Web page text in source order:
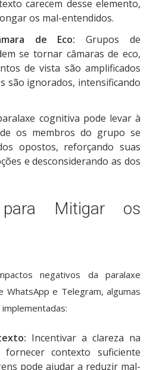
carecem desse elemento,
os mal-entendidos.
de Eco: Grupos de
se tornar câmaras de eco,
de vista são amplificados
são ignorados, intensificando
cognitiva pode levar à
os membros do grupo se
opostos, reforçando suas
e desconsiderando as dos
para Mitigar os
negativos da paralaxe
WhatsApp e Telegram, algumas
Incentivar a clareza na
fornecer contexto suficiente
pode ajudar a reduzir mal-